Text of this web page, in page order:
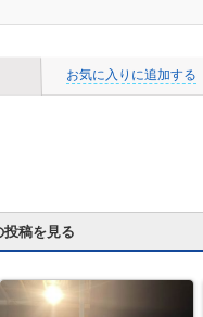
お気に入りに追加する
投稿を見る